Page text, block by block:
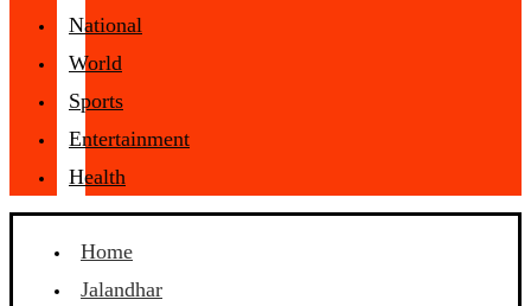
National
World
Sports
Entertainment
Health
Home
Jalandhar